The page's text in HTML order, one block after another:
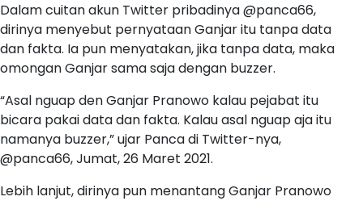
Dalam cuitan akun Twitter pribadinya @panca66,
dirinya menyebut pernyataan Ganjar itu tanpa data
dan fakta. Ia pun menyatakan, jika tanpa data, maka
omongan Ganjar sama saja dengan buzzer.
“Asal nguap den Ganjar Pranowo kalau pejabat itu
bicara pakai data dan fakta. Kalau asal nguap aja itu
namanya buzzer,” ujar Panca di Twitter-nya,
@panca66, Jumat, 26 Maret 2021.
Lebih lanjut, dirinya pun menantang Ganjar Pranowo